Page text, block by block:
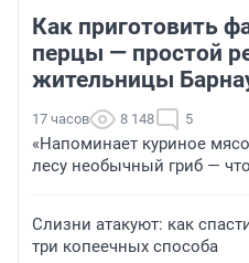
Как приготовить
перцы — простой
жительницы
17 часов 8 148 5
«Напоминает куриное
лесу необычный гриб —
Слизни атакуют: как
три копеечных способа